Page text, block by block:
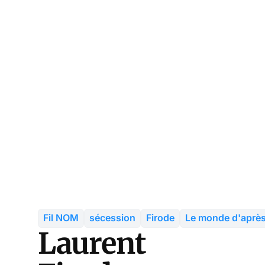
Fil NOM sécession Firode Le monde
Laurent